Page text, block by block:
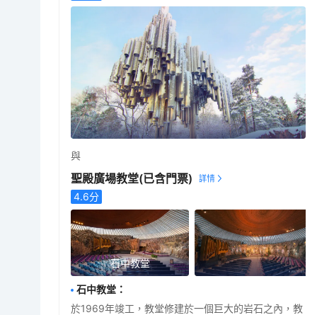
與
聖殿廣場教堂(已含門票)
4.6分
石中教堂
石中教堂 ：
於1969年竣工，教堂修建於一個巨大的岩石之內，教